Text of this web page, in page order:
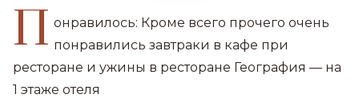
П онравилось: Кроме всего прочего очень
понравились завтраки в кафе при
ресторане и ужины в ресторане География — на
1 этаже отеля